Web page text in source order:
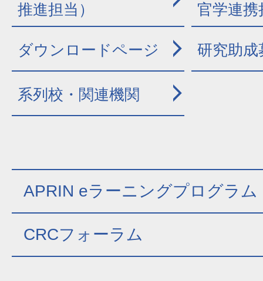
推進担当）
官学連携
ダウンロードページ 研究助成
系列校・関連機関
APRIN eラーニングプログラム
CRCフォーラム